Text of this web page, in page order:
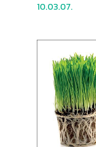
10.03.07.